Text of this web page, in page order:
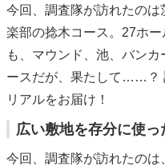
今回、調査隊が訪れたの
楽部の捻木コース。27ホ
も、マウンド、池、バン
ースだが、果たして……？
リアルをお届け！
広い敷地を存分に使
今回、調査隊が訪れたの